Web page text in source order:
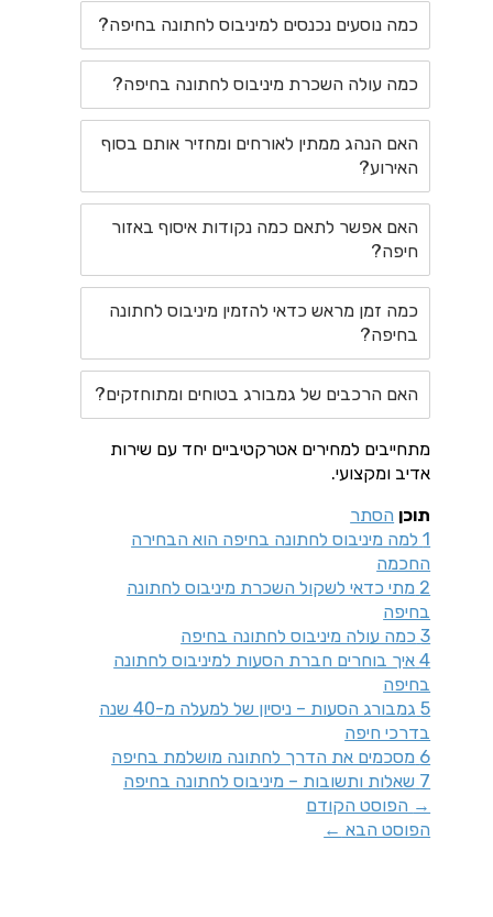
כמה נוסעים נכנסים למיניבוס לחתונה בחיפה?
כמה עולה השכרת מיניבוס לחתונה בחיפה?
האם הנהג ממתין לאורחים ומחזיר אותם בסוף
האירוע?
האם אפשר לתאם כמה נקודות איסוף באזור
חיפה?
כמה זמן מראש כדאי להזמין מיניבוס לחתונה
בחיפה?
האם הרכבים של גמבורג בטוחים ומתוחזקים?
מתחייבים למחירים אטרקטיביים יחד עם שירות
אדיב ומקצועי.
תוכן הסתר
1 למה מיניבוס לחתונה בחיפה הוא הבחירה
החכמה
2 מתי כדאי לשקול השכרת מיניבוס לחתונה
בחיפה
3 כמה עולה מיניבוס לחתונה בחיפה
4 איך בוחרים חברת הסעות למיניבוס לחתונה
בחיפה
5
גמבורג הסעות – ניסיון של למעלה מ-40 שנה
בדרכי חיפה
6 מסכמים את הדרך לחתונה מושלמת בחיפה
7 שאלות ותשובות – מיניבוס לחתונה בחיפה
→ הפוסט הקודם
הפוסט הבא ←